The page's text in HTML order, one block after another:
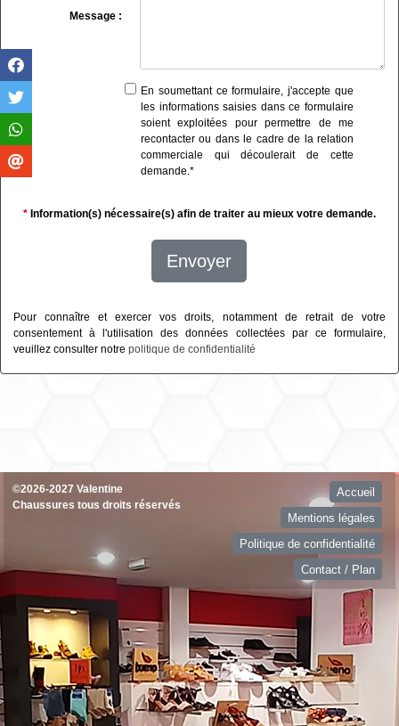
Message :
En soumettant ce formulaire, j'accepte que
les informations saisies dans ce formulaire
soient exploitées pour permettre de me
recontacter ou dans le cadre de la relation
commerciale qui découlerait de cette
demande.*
* Information(s) nécessaire(s) afin de traiter au mieux votre demande.
Envoyer
Pour connaître et exercer vos droits, notamment de retrait de votre
consentement à l'utilisation des données collectées par ce formulaire,
veuillez consulter notre politique de confidentialité
©2026-2027 Valentine
Chaussures tous droits réservés
Accueil
Mentions légales
Politique de confidentialité
Contact / Plan